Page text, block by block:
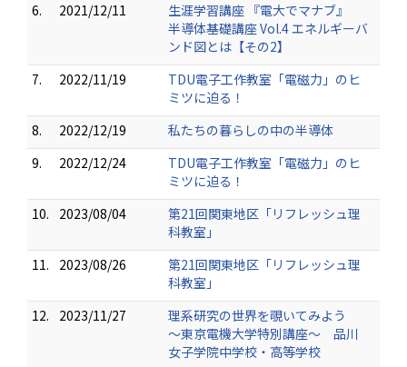
6.
2021/12/11
生涯学習講座 『電大でマナブ』
半導体基礎講座 Vol.4 エネルギーバ
ンド図とは【その2】
7.
2022/11/19
TDU電子工作教室「電磁力」のヒ
ミツに迫る！
8.
2022/12/19
私たちの暮らしの中の半導体
9.
2022/12/24
TDU電子工作教室「電磁力」のヒ
ミツに迫る！
10.
2023/08/04
第21回関東地区「リフレッシュ理
科教室」
11.
2023/08/26
第21回関東地区「リフレッシュ理
科教室」
12.
2023/11/27
理系研究の世界を覗いてみよう
～東京電機大学特別講座～ 品川
女子学院中学校・高等学校